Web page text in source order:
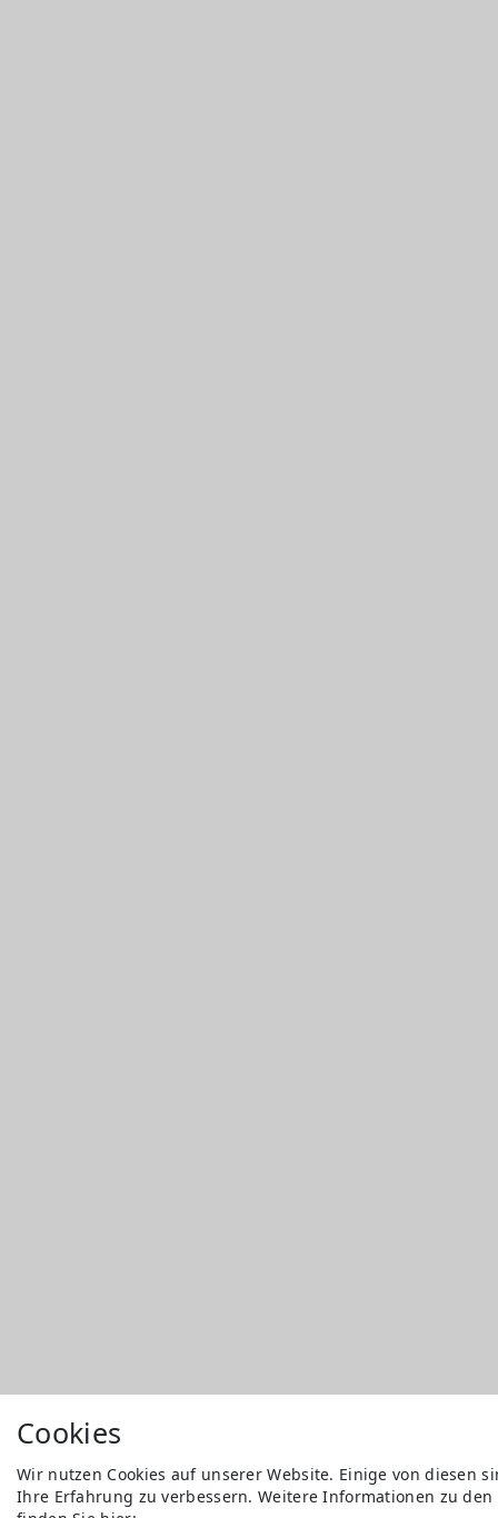
Cookies
Wir nutzen Cookies auf unserer Website. Einige von diesen
Ihre Erfahrung zu verbessern. Weitere Informationen zu